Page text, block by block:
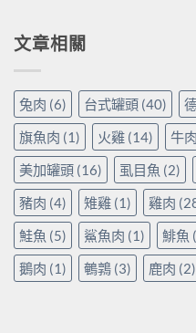
文章相關
兔肉 (6) 台式罐頭 (40)
旗魚肉 (1) 火雞 (14) 牛肉
美加罐頭 (16) 虱目魚 (2)
豬肉 (4) 雉雞 (1) 雞肉
鮭魚 (5) 鯊魚肉 (1) 鯡魚
鵝肉 (1) 鵪鶉 (3) 鹿肉 (2)